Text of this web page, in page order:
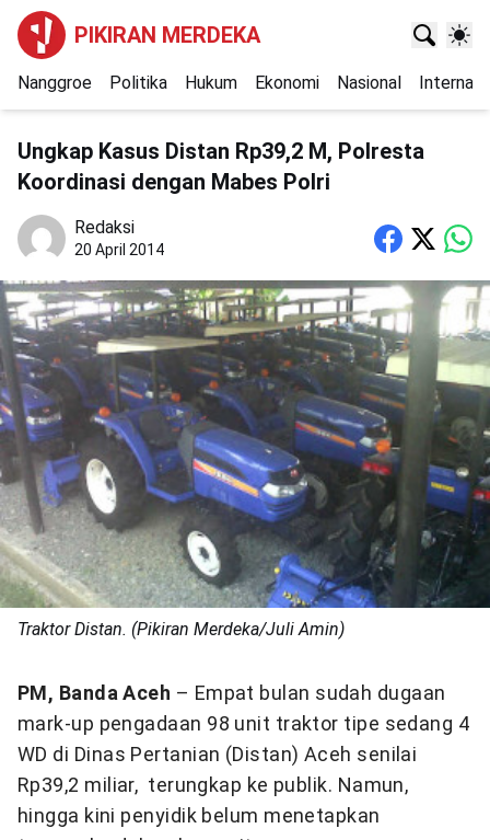
PIKIRAN MERDEKA
Nanggroe Politika Hukum Ekonomi Nasional
Ungkap Kasus Distan Rp39,2 M, Polresta
Koordinasi dengan Mabes Polri
Redaksi
20 April 2014
Traktor Distan. (Pikiran Merdeka/Juli Amin)
PM, Banda Aceh – Empat bulan sudah dugaan
mark-up pengadaan 98 unit traktor tipe sedang 4
WD di Dinas Pertanian (Distan) Aceh senilai
Rp39,2 miliar, terungkap ke publik. Namun,
hingga kini penyidik belum menetapkan